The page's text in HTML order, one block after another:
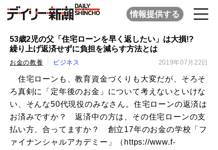
情報提供する
53歳2児の父「住宅ローンを早く返したい」は大損!?
繰り上げ返済せずに負担を減らす方法とは
お金の教養 ビジネス 2019年07月22日
住宅ローンも、教育資金づくりも大変だが、そろそ
ろ真剣に「定年後のお金」について考えないといけな
い、そんな50代現役のみなさん。住宅ローンの返済は
お済みですか？ 返済中の方は、その住宅ローンの支
払い方、合ってますか？ 創立17年のお金の学校「フ
ァイナンシャルアカデミー」（https://www.f-